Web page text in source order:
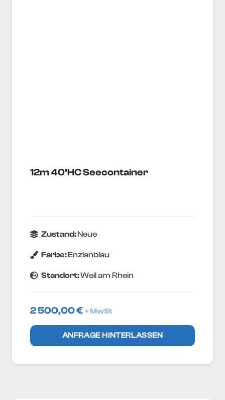
12m 40’HC Seecontainer
Zustand:Neue
Farbe:Enzianblau
Standort:Weil am Rhein
2 500,00€ + MwSt
ANFRAGE HINTERLASSEN